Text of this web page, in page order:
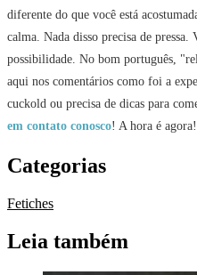
diferente do que você está
calma. Nada disso precisa de pressa.
possibilidade. No bom português,
aqui nos comentários como foi a
cuckold ou precisa de dicas para
em contato conosco! A hora é agora!
Categorias
Fetiches
Leia também